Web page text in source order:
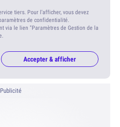
tiers. Pour l'afficher, vous devez
de confidentialité.
via le lien "Paramètres de Gestion de la
Accepter & afficher
Publicité